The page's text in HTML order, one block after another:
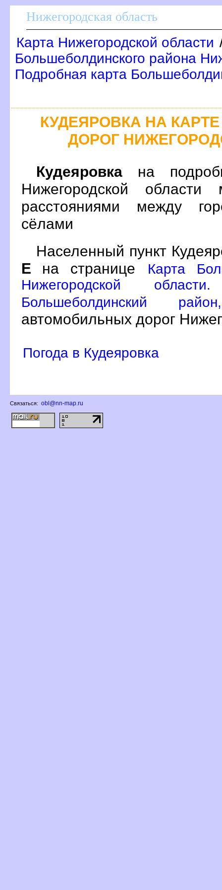
Нижегородская область
Карта Нижегородской области
Большеболдинского района
Подробная карта
КУДЕЯРОВКА НА
ДОРОГ
Кудеяровка на
Нижегородской
расстояниями между
сёлами
Населенный пункт
Е на странице
Карта
Нижегородской
Большеболдинский
автомобильных дорог
Погода в Кудеяровка
Связаться: obl@nn-map.ru